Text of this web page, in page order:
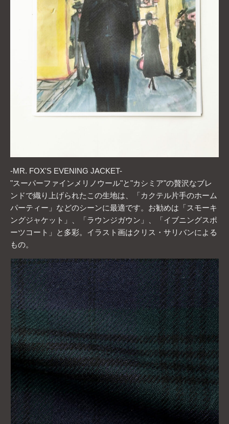
-MR. FOX'S EVENING JACKET-
"スーパーファインメリノウール"と"カシミア"の贅沢なブレ
ンドで織り上げられたこの生地は、「カクテル片手のホーム
パーティー」などのシーンに最適です。お勧めは「スモーキ
ングジャケット」、「ラウンジガウン」、「イブニングスポ
ーツコート」と多彩。イラスト画はクリス・サリバンによる
もの。